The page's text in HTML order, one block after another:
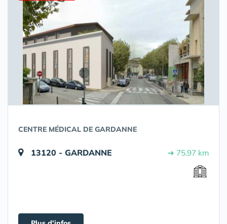
CENTRE MÉDICAL DE GARDANNE
13120 - GARDANNE ➔ 75.97 km